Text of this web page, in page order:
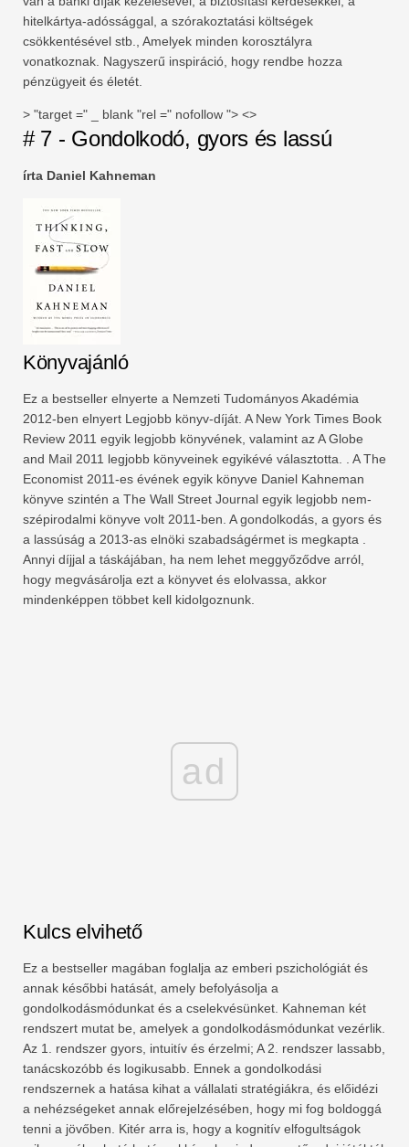
hitelkártya-adóssággal, a szórakoztatási költségek
csökkentésével stb., Amelyek minden korosztályra
vonatkoznak. Nagyszerű inspiráció, hogy rendbe hozza
pénzügyeit és életét.
> "target =" _ blank "rel =" nofollow "> <>
# 7 - Gondolkodó, gyors és lassú
írta Daniel Kahneman
Könyvajánló
Ez a bestseller elnyerte a Nemzeti Tudományos Akadémia
2012-ben elnyert Legjobb könyv-díját. A New York Times Book
Review 2011 egyik legjobb könyvének, valamint az A Globe
and Mail 2011 legjobb könyveinek egyikévé választotta. . A The
Economist 2011-es évének egyik könyve Daniel Kahneman
könyve szintén a The Wall Street Journal egyik legjobb nem-
szépirodalmi könyve volt 2011-ben. A gondolkodás, a gyors és
a lassúság a 2013-as elnöki szabadságérmet is megkapta .
Annyi díjjal a táskájában, ha nem lehet meggyőződve arról,
hogy megvásárolja ezt a könyvet és elolvassa, akkor
mindenképpen többet kell kidolgoznunk.
ad
Kulcs elvihető
Ez a bestseller magában foglalja az emberi pszichológiát és
annak későbbi hatását, amely befolyásolja a
gondolkodásmódunkat és a cselekvésünket. Kahneman két
rendszert mutat be, amelyek a gondolkodásmódunkat vezérlik.
Az 1. rendszer gyors, intuitív és érzelmi; A 2. rendszer lassabb,
tanácskozóbb és logikusabb. Ennek a gondolkodási
rendszernek a hatása kihat a vállalati stratégiákra, és előidézi
a nehézségeket annak előrejelzésében, hogy mi fog boldoggá
tenni a jövőben. Kitér arra is, hogy a kognitív elfogultságok